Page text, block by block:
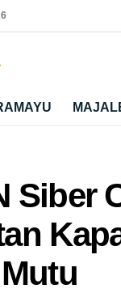
Siber